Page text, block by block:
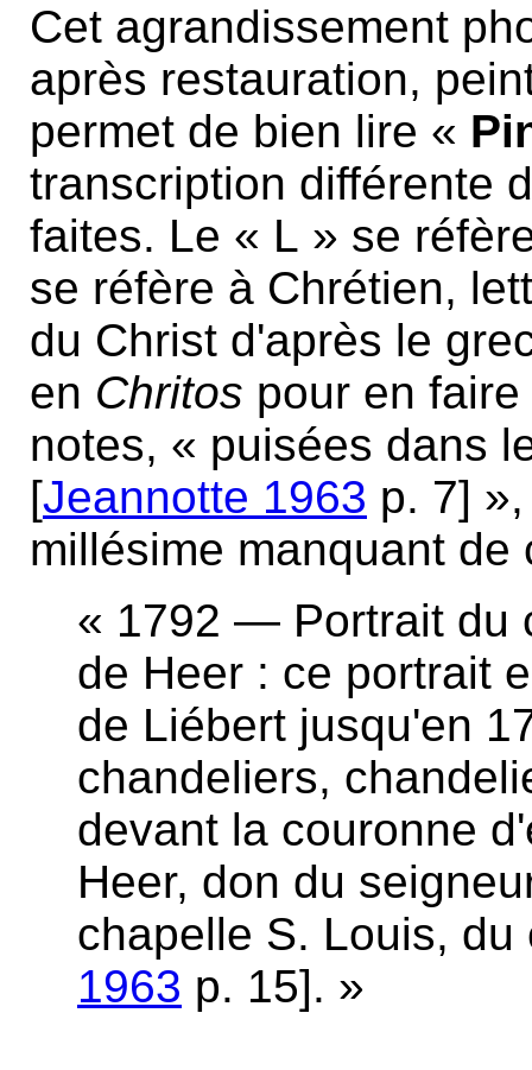
Cet agrandissement
après restauration,
permet de bien lire «
transcription différente
faites. Le « L » se
se réfère à Chrétien,
du Christ d'après le
en Chritos pour en
notes, « puisées dans
[Jeannotte 1963 p. 7]
millésime manquant de
« 1792 — Portrait du
de Heer : ce portrait
de Liébert jusqu'en
chandeliers,
devant la couronne
Heer, don du
chapelle S. Louis,
1963 p. 15]. »